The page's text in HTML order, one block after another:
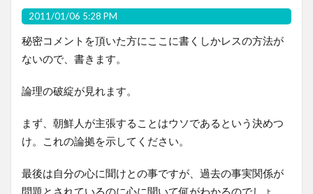
2011/01/06 5:28 PM
秘密コメントを頂いた方にここに書くしかレスの方法が
ないので、書きます。
論理の破綻が見れます。
まず、朝鮮人が主張することはウソであるという決めつ
け。これの論拠を示してください。
最後は自分の心に聞けとの事ですが、過去の事実関係が
問題とされているのに心に聞いて何がわかるのでしょ